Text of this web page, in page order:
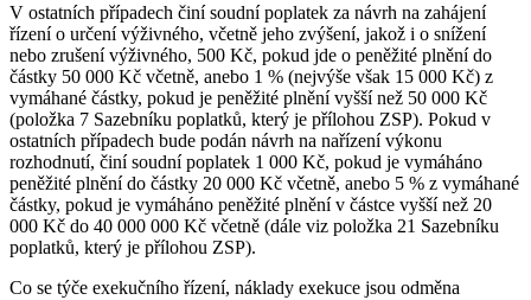
V ostatních případech činí soudní poplatek za návrh na zahájení
řízení o určení výživného, včetně jeho zvýšení, jakož i o snížení
nebo zrušení výživného, 500 Kč, pokud jde o peněžité plnění do
částky 50 000 Kč včetně, anebo 1 % (nejvýše však 15 000 Kč) z
vymáhané částky, pokud je peněžité plnění vyšší než 50 000 Kč
(položka 7 Sazebníku poplatků, který je přílohou ZSP). Pokud v
ostatních případech bude podán návrh na nařízení výkonu
rozhodnutí, činí soudní poplatek 1 000 Kč, pokud je vymáháno
peněžité plnění do částky 20 000 Kč včetně, anebo 5 % z vymáhané
částky, pokud je vymáháno peněžité plnění v částce vyšší než 20
000 Kč do 40 000 000 Kč včetně (dále viz položka 21 Sazebníku
poplatků, který je přílohou ZSP).
Co se týče exekučního řízení, náklady exekuce jsou odměna